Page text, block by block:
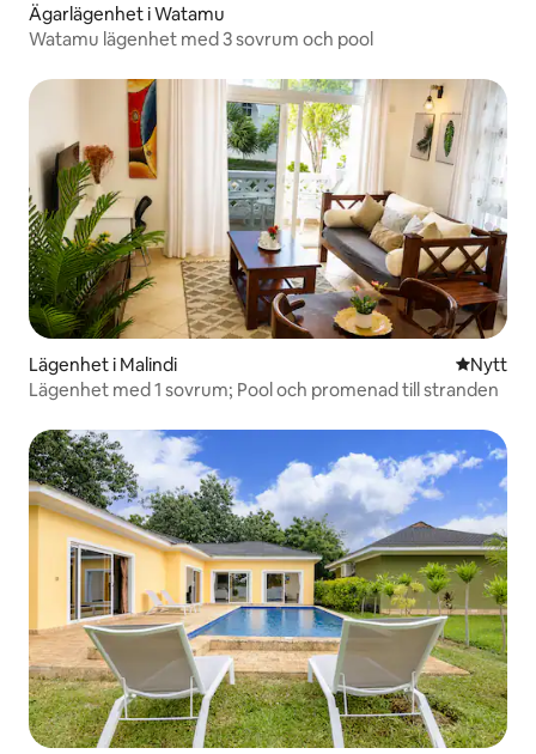
Ägarlägenhet i Watamu
Watamu lägenhet med 3 sovrum och pool
Lägenhet i Malindi NyttNytt
Lägenhet med 1 sovrum; Pool och promenad till stranden